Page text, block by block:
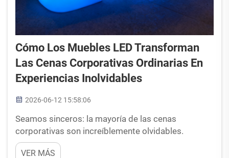
Cómo Los Muebles LED Transforman
Las Cenas Corporativas Ordinarias En
Experiencias Inolvidables
2026-06-12 15:58:06
Seamos sinceros: la mayoría de las cenas
corporativas son increíblemente olvidables.
Entrarás en un salón de banquetes de hotel,
encontrarás tu asiento asignado en una mesa
VER MÁS